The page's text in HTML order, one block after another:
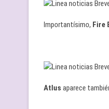
Importantísimo, Fire
Atlus aparece